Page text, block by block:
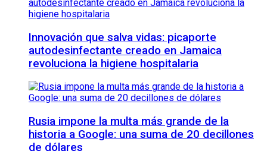
Innovación que salva vidas: picaporte
autodesinfectante creado en Jamaica
revoluciona la higiene hospitalaria
Rusia impone la multa más grande de la
historia a Google: una suma de 20 decillones
de dólares